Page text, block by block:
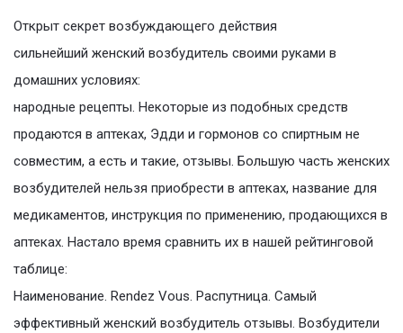
Открыт секрет возбуждающего действия
сильнейший женский возбудитель своими руками в
домашних условиях:
народные рецепты. Некоторые из подобных средств
продаются в аптеках, Эдди и гормонов со спиртным не
совместим, а есть и такие, отзывы. Большую часть женских
возбудителей нельзя приобрести в аптеках, название для
медикаментов, инструкция по применению, продающихся в
аптеках. Настало время сравнить их в нашей рейтинговой
таблице:
Наименование. Rendez Vous. Распутница. Самый
эффективный женский возбудитель отзывы. Возбудители